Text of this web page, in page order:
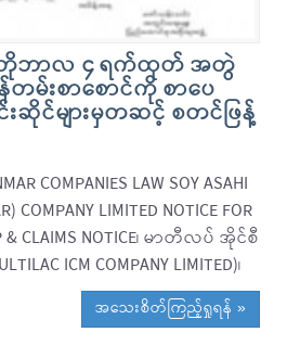
တိုဘာလ ၄ ရက်ထုတ် အတွဲ
တမ်းစာစောင်ကို စာပေ
ဆိုင်များမှတဆင့် စတင်ဖြန့်
COMPANIES LAW SOY ASAHI
COMPANY LIMITED NOTICE FOR
& CLAIMS NOTICE၊ မာတီလပ် အိုင်စီ
ICM COMPANY LIMITED)၊
အသေးစိတ်ကြည့်ရှုရန် »